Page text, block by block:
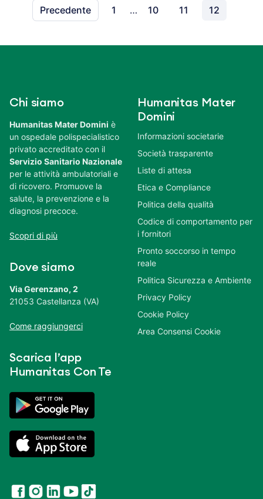
Precedente 1 … 10 11 12
Chi siamo
Humanitas Mater Domini è
un ospedale polispecialistico
privato accreditato con il
Servizio Sanitario Nazionale
per le attività ambulatoriali e
di ricovero. Promuove la
salute, la prevenzione e la
diagnosi precoce.
Scopri di più
Dove siamo
Via Gerenzano, 2
21053 Castellanza (VA)
Come raggiungerci
Scarica l’app
Humanitas Con Te
Humanitas Mater
Domini
Informazioni societarie
Società trasparente
Liste di attesa
Etica e Compliance
Politica della qualità
Codice di comportamento per
i fornitori
Pronto soccorso in tempo
reale
Politica Sicurezza e Ambiente
Privacy Policy
Cookie Policy
Area Consensi Cookie